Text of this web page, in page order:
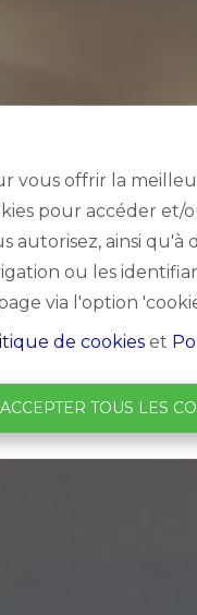
vous offrir la
pour accéder et/
autorisez, ainsi
ou les
via l'option
de cookies et
ACCEPTER TOUS LES